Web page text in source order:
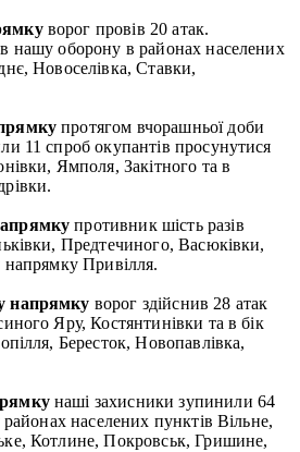
ворог провів 20 атак.
нашу оборону в районах населених
Новоселівка, Ставки,
протягом вчорашньої доби
11 спроб окупантів просунутися
Ямполя, Закітного та в
противник шість разів
Предтечиного, Васюківки,
напрямку Привілля.
напрямку ворог здійснив 28 атак
Яру, Костянтинівки та в бік
Бересток, Новопавлівка,
наші захисники зупинили 64
районах населених пунктів Вільне,
Котлине, Покровськ, Гришине,